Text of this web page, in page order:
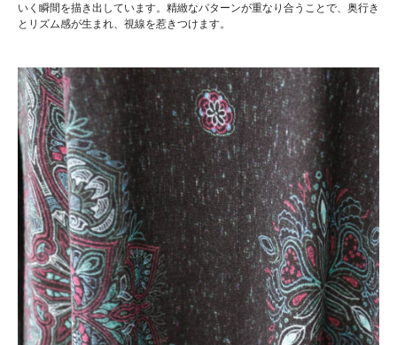
いく瞬間を描き出しています。精緻なパターンが重なり合うことで、奥行き
とリズム感が生まれ、視線を惹きつけます。